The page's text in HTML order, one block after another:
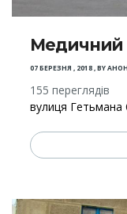
Медичний
07 БЕРЕЗНЯ , 2018,BY
155 переглядів
вулиця Гетьмана